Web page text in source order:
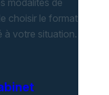
modalités de
choisir le format
à votre situation.